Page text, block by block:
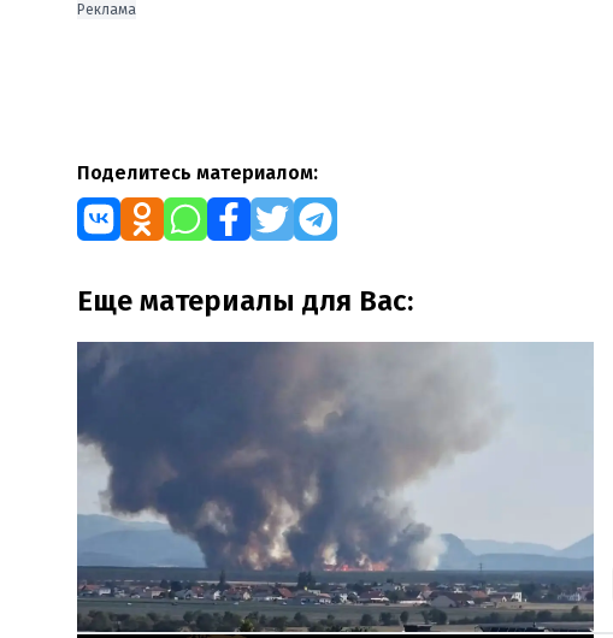
Реклама
Поделитесь материалом:
Еще материалы для Вас: